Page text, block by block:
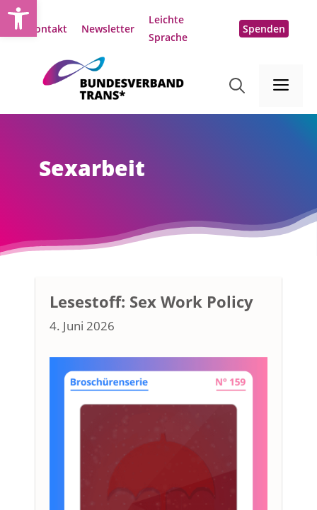
Zum
Inhalt
Kontakt Newsletter
Leichte
Sprache
Spenden
Sexarbeit
Lesestoff: Sex Work Policy
4. Juni 2026